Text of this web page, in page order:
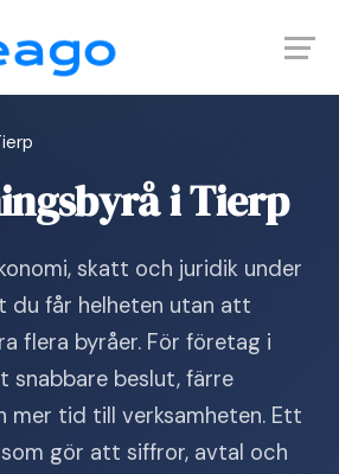
i Tierp
skatt och juridik under
du får helheten utan att
flera byråer. För företag i
snabbare beslut, färre
mer tid till verksamheten. Ett
gör att siffror, avtal och